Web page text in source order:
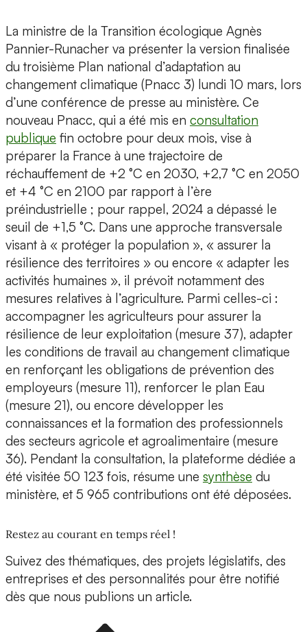
La ministre de la Transition écologique Agnès
Pannier-Runacher va présenter la version finalisée
du troisième Plan national d’adaptation au
changement climatique (Pnacc 3) lundi 10 mars, lors
d’une conférence de presse au ministère. Ce
nouveau Pnacc, qui a été mis en consultation
publique fin octobre pour deux mois, vise à
préparer la France à une trajectoire de
réchauffement de +2 °C en 2030, +2,7 °C en 2050
et +4 °C en 2100 par rapport à l’ère
préindustrielle ; pour rappel, 2024 a dépassé le
seuil de +1,5 °C. Dans une approche transversale
visant à « protéger la population », « assurer la
résilience des territoires » ou encore « adapter les
activités humaines », il prévoit notamment des
mesures relatives à l’agriculture. Parmi celles-ci :
accompagner les agriculteurs pour assurer la
résilience de leur exploitation (mesure 37), adapter
les conditions de travail au changement climatique
en renforçant les obligations de prévention des
employeurs (mesure 11), renforcer le plan Eau
(mesure 21), ou encore développer les
connaissances et la formation des professionnels
des secteurs agricole et agroalimentaire (mesure
36). Pendant la consultation, la plateforme dédiée a
été visitée 50 123 fois, résume une synthèse du
ministère, et 5 965 contributions ont été déposées.
Restez au courant en temps réel !
Suivez des thématiques, des projets législatifs, des
entreprises et des personnalités pour être notifié
dès que nous publions un article.